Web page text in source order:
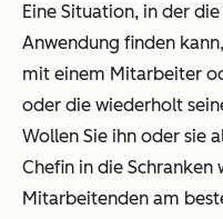
Eine Situation, in der
Anwendung finden
mit einem Mitarbeiter
oder die wiederholt
Wollen Sie ihn oder sie
Chefin in die Schranken
Mitarbeitenden am